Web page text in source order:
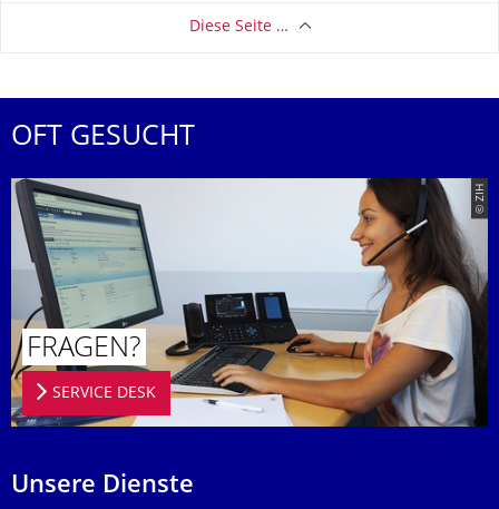
Diese Seite …
OFT GESUCHT
© ZIH
FRAGEN?
SERVICE DESK
Unsere Dienste